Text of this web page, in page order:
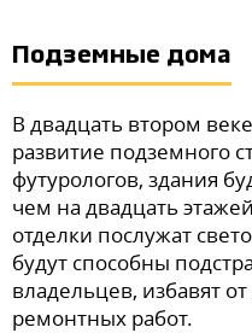
Подземные дома
В двадцать втором
развитие подземного
футурологов, здания
чем на двадцать
отделки послужат
будут способны
владельцев, избавят
ремонтных работ.